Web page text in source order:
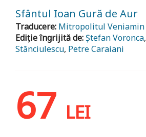
Sfântul Ioan Gură de Aur
Traducere: Mitropolitul Veniamin
Ediție îngrijită de:Ștefan Voronca,
Stănciulescu, Petre Caraiani
67 LEI